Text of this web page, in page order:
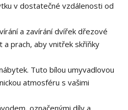
v dostatečné vzdálenosti od
a zavírání dvířek dřezové
a prach, aby vnitřek skříňky
Tuto bílou umyvadlovou
atmosféru s vašimi
označenými díly a